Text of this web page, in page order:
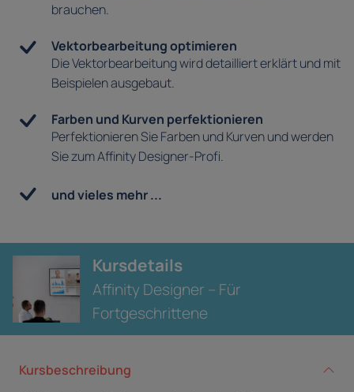
brauchen.
Vektorbearbeitung optimieren
Die Vektorbearbeitung wird detailliert erklärt und mit
Beispielen ausgebaut.
Farben und Kurven perfektionieren
Perfektionieren Sie Farben und Kurven und werden
Sie zum Affinity Designer-Profi.
und vieles mehr ...
Kursdetails
Affinity Designer – Für
Fortgeschrittene
Kursbeschreibung